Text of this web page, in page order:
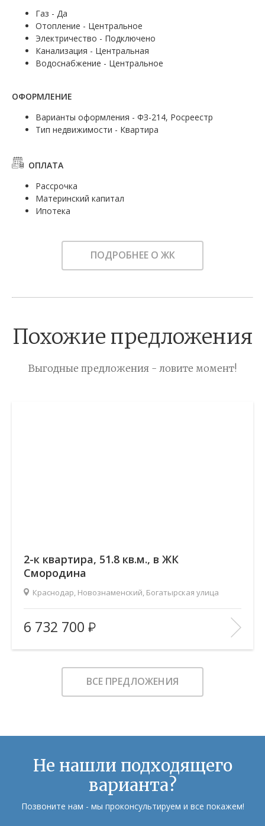
Газ - Да
Отопление - Центральное
Электричество - Подключено
Канализация - Центральная
Водоснабжение - Центральное
ОФОРМЛЕНИЕ
Варианты оформления - ФЗ-214, Росреестр
Тип недвижимости - Квартира
ОПЛАТА
Рассрочка
Материнский капитал
Ипотека
ПОДРОБНЕЕ О ЖК
Похожие предложения
Выгодные предложения - ловите момент!
2-к квартира, 51.8 кв.м., в ЖК
Смородина
Краснодар, Новознаменский, Богатырская улица
Площадь (общ/жил/кух), м2:
51.79/28.68/11.66
Количество комнат:
2
Этаж:
7/12
В ИЗБРАННОЕ
6 732 700
ВСЕ ПРЕДЛОЖЕНИЯ
Не нашли подходящего
варианта?
Позвоните нам - мы проконсультируем и все покажем!